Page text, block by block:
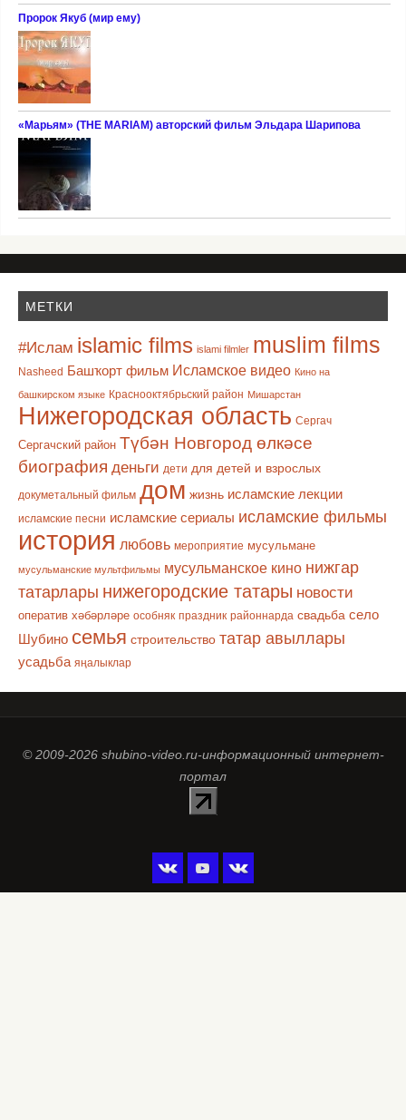
Пророк Якуб (мир ему)
«Марьям» (THE MARIAM) авторский фильм Эльдара Шарипова
МЕТКИ
#Ислам islamic films islami filmler muslim films
Nasheed Башҡорт фильм Исламское видео Кино на
башкирском языке Краснооктябрьский район Мишарстан
Нижегородская область Сергач
Сергачский район Түбән Новгород өлкәсе
биография деньги дети для детей и взрослых
докуметальный фильм дом жизнь исламские лекции
исламские песни исламские сериалы исламские фильмы
история любовь мероприятие мусульмане
мусульманские мультфильмы мусульманское кино нижгар
татарлары нижегородские татары новости
оператив хәбәрләре особняк праздник районнарда свадьба село
Шубино семья строительство татар авыллары
усадьба яңалыклар
© 2009-2026 shubino-video.ru-информационный интернет-
портал